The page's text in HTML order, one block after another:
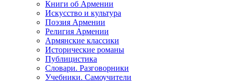
Книги об Армении
Иcкусство и культура
Поэзия Армении
Религия Армении
Армянские классики
Исторические романы
Публицистика
Словари. Разговорники
Учебники. Самоучители